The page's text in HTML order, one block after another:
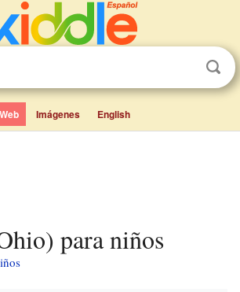
Web Imágenes English
para niños